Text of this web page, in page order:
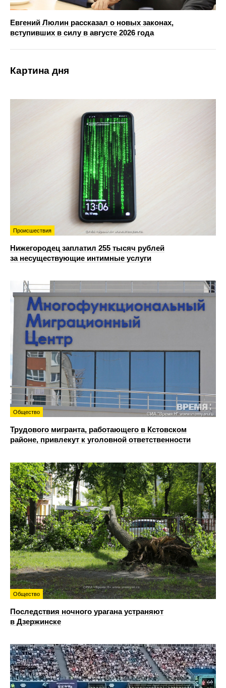
Евгений Люлин рассказал о новых законах,
вступивших в силу в августе 2026 года
Картина дня
Происшествия
Нижегородец заплатил 255 тысяч рублей
за несуществующие интимные услуги
Общество
Трудового мигранта, работающего в Кстовском
районе, привлекут к уголовной ответственности
Общество
Последствия ночного урагана устраняют
в Дзержинске